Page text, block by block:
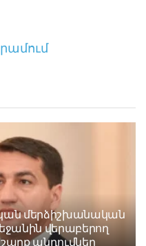
մերձիշխանական
վերաբերող
պնդումներ